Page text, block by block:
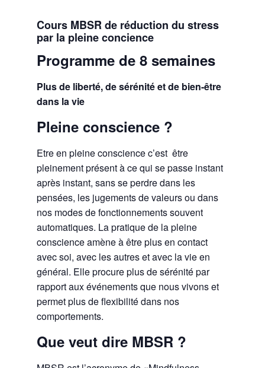
Cours MBSR de réduction du stress
par la pleine concience
Programme de 8 semaines
Plus de liberté, de sérénité et de bien-être
dans la vie
Pleine conscience ?
Etre en pleine conscience c’est être
pleinement présent à ce qui se passe instant
après instant, sans se perdre dans les
pensées, les jugements de valeurs ou dans
nos modes de fonctionnements souvent
automatiques. La pratique de la pleine
conscience amène à être plus en contact
avec soi, avec les autres et avec la vie en
général. Elle procure plus de sérénité par
rapport aux événements que nous vivons et
permet plus de flexibilité dans nos
comportements.
Que veut dire MBSR ?